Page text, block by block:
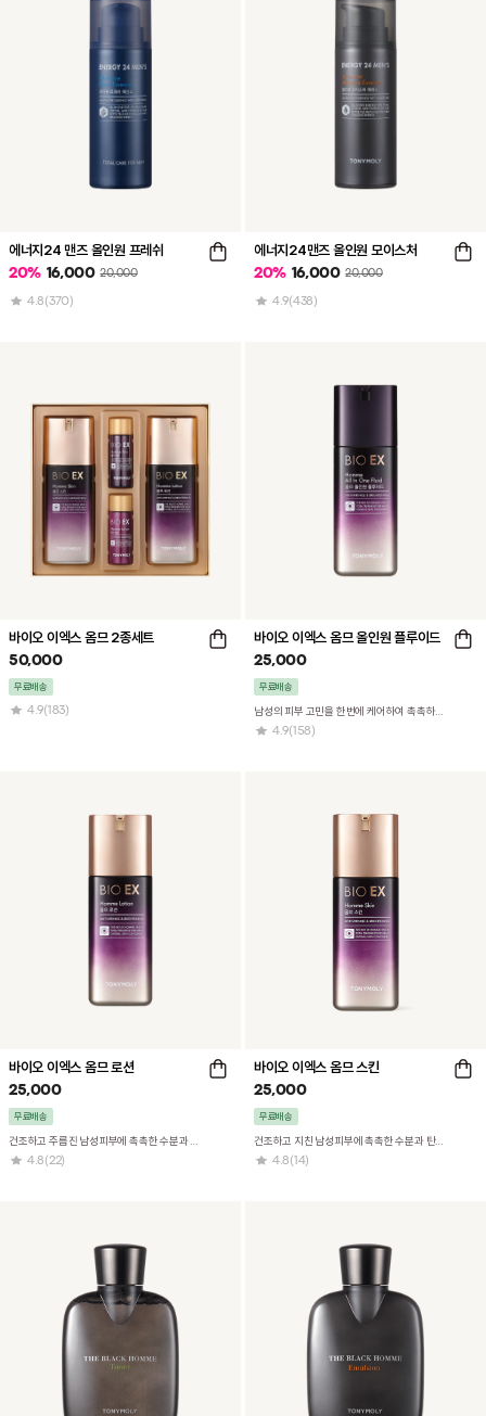
에너지24 맨즈 올인원 프레쉬
20% 16,000 20,000
4.8 (370)
에너지24맨즈 올인원 모이스처
20% 16,000 20,000
4.9(438)
바이오 이엑스 옴므 2종세트
50,000
무료배송
4.9(183)
바이오 이엑스 옴므 올인원 플루이드
25,000
무료배송
남성의 피부 고민을 한번에 케어하여 촉촉하고 탄력 넘치는 피부로 가꾸어 주는 올인원 플루이드
4.9(158)
바이오 이엑스 옴므 로션
25,000
무료배송
건조하고 주름진 남성피부에 촉촉한 수분과 탄력을 선사하는 보습로션
4.8 (22)
바이오 이엑스 옴므 스킨
25,000
무료배송
건조하고 지친 남성피부에 촉촉한 수분과 탄력을 선사하는 에프터쉐이브 겸용스킨
4.8 (14)